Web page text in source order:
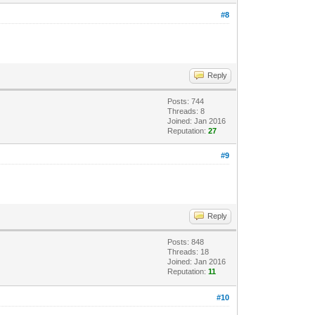
#8
Reply
Posts: 744
Threads: 8
Joined: Jan 2016
Reputation:27
#9
Reply
Posts: 848
Threads: 18
Joined: Jan 2016
Reputation:11
#10